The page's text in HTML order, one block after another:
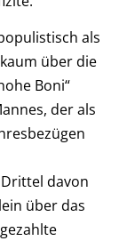
als
über die
Boni“
der als
davon
über das